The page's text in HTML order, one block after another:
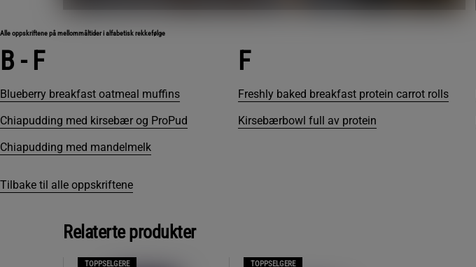
Alle oppskriftene på mellommåltider i alfabetisk rekkefølge
B - F
Blueberry breakfast oatmeal muffins
Chiapudding med kirsebær og ProPud
Chiapudding med mandelmelk
F
Freshly baked breakfast protein carrot rolls
Kirsebærbowl full av protein
Tilbake til alle oppskriftene
Relaterte produkter
TOPPSELGERE TOPPSELGERE